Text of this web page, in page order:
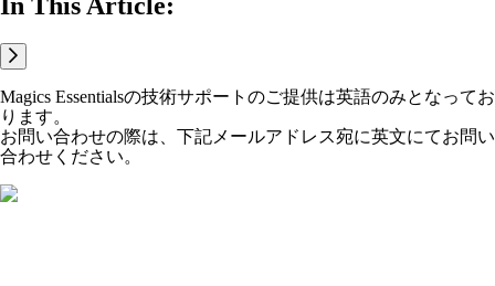
In This Article:
Magics Essentialsの技術サポートのご提供は英語のみとなってお
ります。
お問い合わせの際は、下記メールアドレス宛に英文にてお問い
合わせください。